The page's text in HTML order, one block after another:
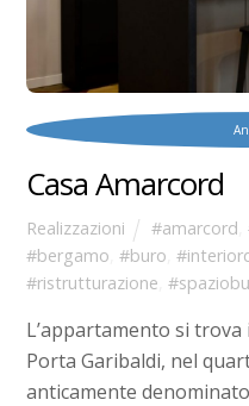
Casa Amarcord
Realizzazioni #amarcord
#bergamo ,#buro ,
#ristrutturazione ,
L’appartamento si
Porta Garibaldi, nel
anticamente